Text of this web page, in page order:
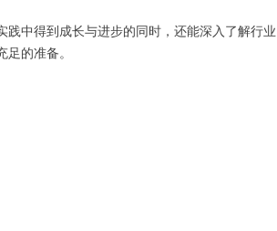
中得到成长与进步的同时，还能深入了解行业
足的准备。